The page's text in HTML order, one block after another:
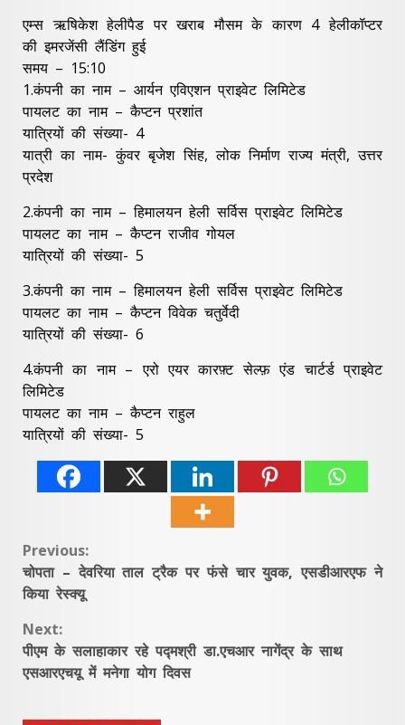
एम्स ऋषिकेश हेलीपैड पर खराब मौसम के कारण 4 हेलीकॉप्टर
की इमरजेंसी लैंडिंग हुई
समय – 15:10
1.कंपनी का नाम – आर्यन एविएशन प्राइवेट लिमिटेड
पायलट का नाम – कैप्टन प्रशांत
यात्रियों की संख्या- 4
यात्री का नाम- कुंवर बृजेश सिंह, लोक निर्माण राज्य मंत्री, उत्तर
प्रदेश
2.कंपनी का नाम – हिमालयन हेली सर्विस प्राइवेट लिमिटेड
पायलट का नाम – कैप्टन राजीव गोयल
यात्रियों की संख्या- 5
3.कंपनी का नाम – हिमालयन हेली सर्विस प्राइवेट लिमिटेड
पायलट का नाम – कैप्टन विवेक चतुर्वेदी
यात्रियों की संख्या- 6
4.कंपनी का नाम – एरो एयर कारफ़्ट सेल्फ़ एंड चार्टर्ड प्राइवेट
लिमिटेड
पायलट का नाम – कैप्टन राहुल
यात्रियों की संख्या- 5
Continue
Reading
Previous:
चोपता – देवरिया ताल ट्रैक पर फंसे चार युवक, एसडीआरएफ ने
किया रेस्क्यू
Next:
पीएम के सलाहाकार रहे पद्मश्री डा.एचआर नागेंद्र के साथ
एसआरएचयू में मनेगा योग दिवस